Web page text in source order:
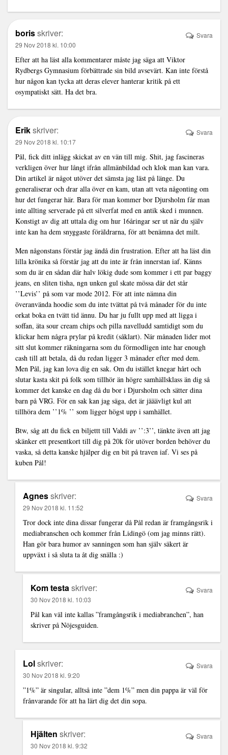
borisskriver:
29 Nov 2018 kl. 10:00
Efter att ha läst alla kommentarer måste jag säga att Viktor
Rydbergs Gymnasium förbättrade sin bild avsevärt. Kan inte förstå
hur någon kan tycka att deras elever hanterar kritik på ett
osympatiskt sätt. Ha det bra.
Svara
Erikskriver:
29 Nov 2018 kl. 10:17
Pål, fick ditt inlägg skickat av en vän till mig. Shit, jag fascineras
verkligen över hur långt ifrån allmänbildad och klok man kan vara.
Din artikel är något utöver det sämsta jag läst på länge. Du
generaliserar och drar alla över en kam, utan att veta någonting om
hur det fungerar här. Bara för man kommer bor Djursholm får man
inte allting serverade på ett silverfat med en antik sked i munnen.
Konstigt av dig att uttala dig om hur 16åringar ser ut när du själv
inte kan ha dem snyggaste föräldrarna, för att benämna det milt.
Men någonstans förstår jag ändå din frustration. Efter att ha läst din
lilla krönika så förstår jag att du inte är från innerstan iaf. Känns
som du är en sådan där halv lökig dude som kommer i ett par baggy
jeans, en sliten tisha, ngn unken gul skate mössa där det står
’’Levis’’ på som var mode 2012. För att inte nämna din
överanvända hoodie som du inte tvättat på två månader för du inte
orkat boka en tvätt tid ännu. Du har ju fullt upp med att ligga i
soffan, äta sour cream chips och pilla navelludd samtidigt som du
klickar hem några prylar på kredit (såklart). När månaden lider mot
sitt slut kommer räkningarna som du förmodligen inte har enough
cash till att betala, då du redan ligger 3 månader efter med dem.
Men Pål, jag kan lova dig en sak. Om du istället knegar hårt och
slutar kasta skit på folk som tillhör än högre samhällsklass än dig så
kommer det kanske en dag då du bor i Djursholm och sätter dina
barn på VRG. För en sak kan jag säga, det är jääävligt kul att
tillhöra dem ’’1% ’’ som ligger högst upp i samhället.
Btw, såg att du fick en biljettt till Valdi av ’’:3’’, tänkte även att jag
skänker ett presentkort till dig på 20k för utöver borden behöver du
vaska, så detta kanske hjälper dig en bit på traven iaf. Vi ses på
kuben Pål!
Svara
Agnesskriver:
29 Nov 2018 kl. 11:52
Tror dock inte dina dissar fungerar då Pål redan är framgångsrik i
mediabranschen och kommer från Lidingö (om jag minns rätt).
Han gör bara humor av sanningen som han själv säkert är
uppväxt i så sluta ta åt dig snälla :)
Svara
Kom testaskriver:
30 Nov 2018 kl. 10:03
Pål kan väl inte kallas ”framgångsrik i mediabranchen”, han
skriver på Nöjesguiden.
Svara
Lolskriver:
30 Nov 2018 kl. 9:20
”1%” är singular, alltså inte ”dem 1%” men din pappa är väl för
frånvarande för att ha lärt dig det din sopa.
Svara
Hjälten skriver:
30 Nov 2018 kl. 9:32
Svara